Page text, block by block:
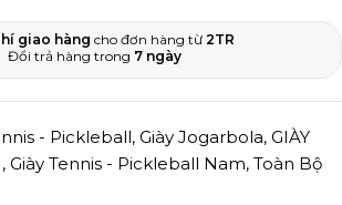
giao hàng cho đơn hàng từ 2TR
Đổi trả hàng trong 7 ngày
- Pickleball, Giày Jogarbola, GIÀY
, Giày Tennis - Pickleball Nam, Toàn Bộ